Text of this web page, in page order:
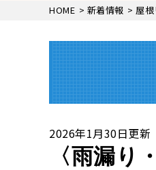
HOME > 新着情報 > 屋
2026年1月30日更新
〈雨漏り